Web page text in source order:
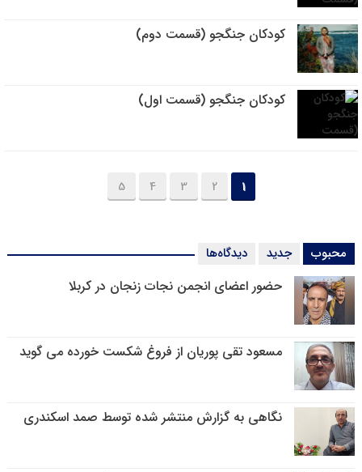
کودکان جنگجو (قسمت دوم)
کودکان جنگجو (قسمت اول)
1
2
3
4
5
محبوب جدید دیدگاه‌ها
حضور اعضای انجمن نجات زنجان در کربلا
مسعود تقی پوریان از فروغ شکست خورده می گوید
نگاهی به گزارش منتشر شده توسط صمد اسکندری